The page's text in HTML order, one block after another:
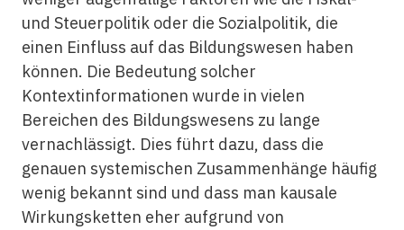
und Steuerpolitik oder die Sozialpolitik, die
einen Einfluss auf das Bildungswesen haben
können. Die Bedeutung solcher
Kontextinformationen wurde in vielen
Bereichen des Bildungswesens zu lange
vernachlässigt. Dies führt dazu, dass die
genauen systemischen Zusammenhänge häufig
wenig bekannt sind und dass man kausale
Wirkungsketten eher aufgrund von